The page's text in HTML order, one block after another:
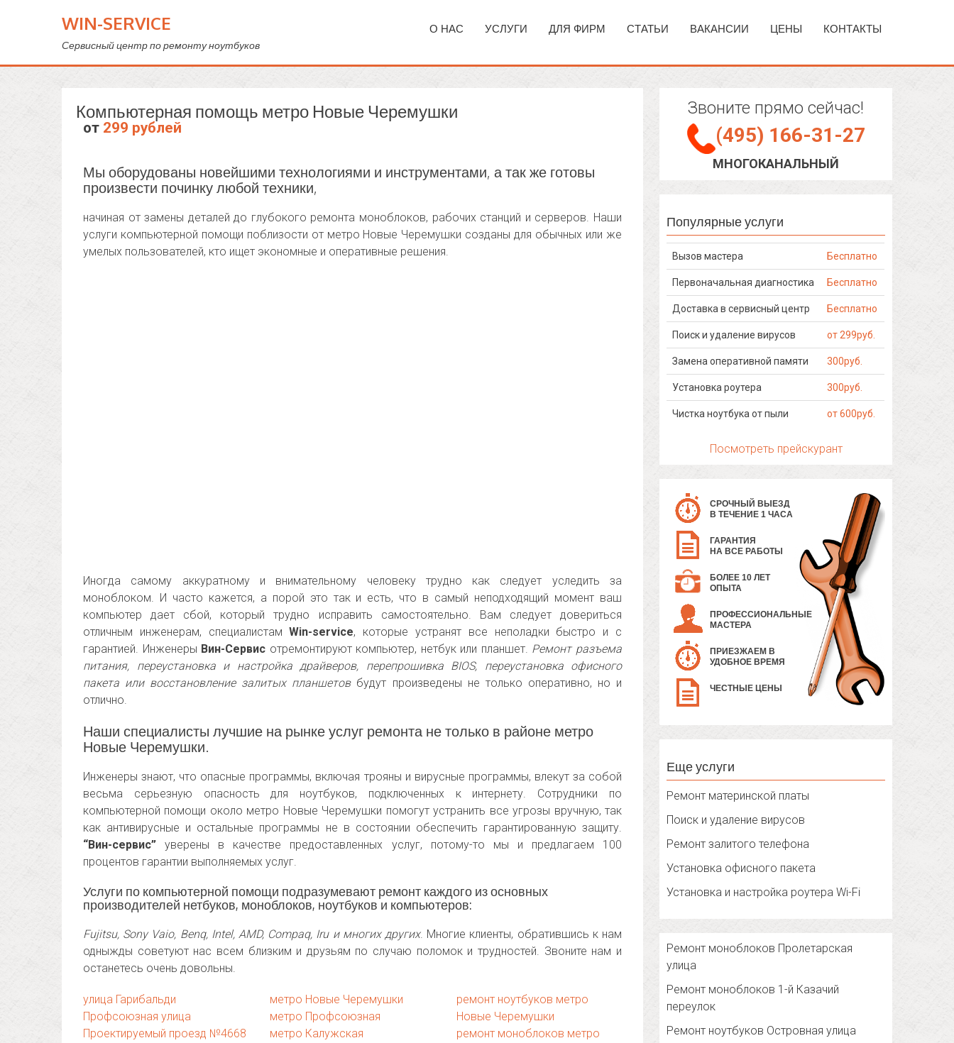
WIN-SERVICE
Сервисный центр по ремонту ноутбуков
О НАС УСЛУГИ ДЛЯ ФИРМ СТАТЬИ ВАКАНСИИ ЦЕНЫ КОНТАКТЫ
Компьютерная помощь метро Новые Черемушки
от 299 рублей
Мы оборудованы новейшими технологиями и инструментами, а так же готовы
произвести починку любой техники,
начиная от замены деталей до глубокого ремонта моноблоков, рабочих станций и серверов. Наши
услуги компьютерной помощи поблизости от метро Новые Черемушки созданы для обычных или же
умелых пользователей, кто ищет экономные и оперативные решения.
Иногда самому аккуратному и внимательному человеку трудно как следует уследить за
моноблоком. И часто кажется, а порой это так и есть, что в самый неподходящий момент ваш
компьютер дает сбой, который трудно исправить самостоятельно. Вам следует довериться
отличным инженерам, специалистамWin-service, которые устранят все неполадки быстро и с
гарантией. Инженеры Вин-Сервис отремонтируют компьютер, нетбук или планшет. Ремонт разъема
питания, переустановка и настройка драйверов, перепрошивка BIOS, переустановка офисного
пакета или восстановление залитых планшетовбудут произведены не только оперативно, но и
отлично.
Наши специалисты лучшие на рынке услуг ремонта не только в районе метро
Новые Черемушки.
Инженеры знают, что опасные программы, включая трояны и вирусные программы, влекут за собой
весьма серьезную опасность для ноутбуков, подключенных к интернету. Сотрудники по
компьютерной помощи около метро Новые Черемушки помогут устранить все угрозы вручную, так
как антивирусные и остальные программы не в состоянии обеспечить гарантированную защиту.
“Вин-сервис” уверены в качестве предоставленных услуг, потому-то мы и предлагаем 100
процентов гарантии выполняемых услуг.
Услуги по компьютерной помощи подразумевают ремонт каждого из основных
производителей нетбуков, моноблоков, ноутбуков и компьютеров:
Fujitsu, Sony Vaio, Benq, Intel, AMD, Compaq, Iru и многих других. Многие клиенты, обратившись к нам
одныжды советуют нас всем близким и друзьям по случаю поломок и трудностей. Звоните нам и
останетесь очень довольны.
улица Гарибальди
Профсоюзная улица
Проектируемый проезд №4668
метро Новые Черемушки
метро Профсоюзная
метро Калужская
ремонт ноутбуков метро
Новые Черемушки
ремонт моноблоков метро
Звоните прямо сейчас!
(495) 166-31-27
МНОГОКАНАЛЬНЫЙ
Популярные услуги
Вызов мастера Бесплатно
Первоначальная диагностика Бесплатно
Доставка в сервисный центр Бесплатно
Поиск и удаление вирусов от 299руб.
Замена оперативной памяти 300руб.
Установка роутера 300руб.
Чистка ноутбука от пыли от 600руб.
Посмотреть прейскурант
СРОЧНЫЙ ВЫЕЗД
В ТЕЧЕНИЕ 1 ЧАСА
ГАРАНТИЯ
НА ВСЕ РАБОТЫ
БОЛЕЕ 10 ЛЕТ
ОПЫТА
ПРОФЕССИОНАЛЬНЫЕ
МАСТЕРА
ПРИЕЗЖАЕМ В
УДОБНОЕ ВРЕМЯ
ЧЕСТНЫЕ ЦЕНЫ
Еще услуги
Ремонт материнской платы
Поиск и удаление вирусов
Ремонт залитого телефона
Установка офисного пакета
Установка и настройка роутера Wi-Fi
Ремонт моноблоков Пролетарская
улица
Ремонт моноблоков 1-й Казачий
переулок
Ремонт ноутбуков Островная улица